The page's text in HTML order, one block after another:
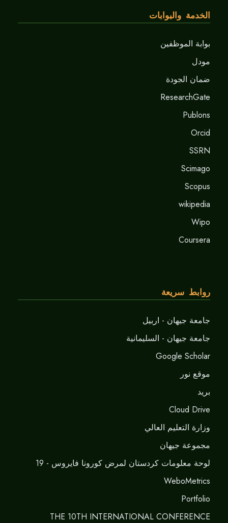
الخدمة والبوابات
بوابة الموظفين
مودل
ضمان الجودة
ResearchGate
Publons
Orcid
SSRN
Scimago
Scopus
wikipedia
Wipo
Coursera
روابط سريعة
جامعة جيهان - اربيل
جامعة جيهان - السليمانية
Google Scholar
موقع نور
برید
Cloud Drive
وزارة التعليم العالي
مجموعة جيهان
لوحة معلومات كردستان لمرض كورونا فايروس - 19
WeboMetrics
Portfolio
THE 10TH INTERNATIONAL CONFERENCE